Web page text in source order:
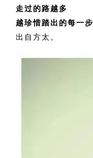
走过的路越多
越珍惜踏出的每一步
出自方太。